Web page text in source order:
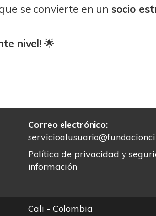
se convierte en un socio
nivel! 🌟
Correo electrónico:
Política de privacidad y
información
Cali - Colombia